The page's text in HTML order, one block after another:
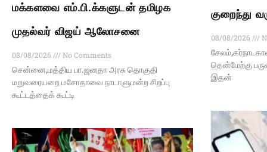
மக்களவை எம்.பி.க்களுடன் தமிழக
முதல்வர் விஜய் ஆலோசனை
08/08/2026
No Comments
சென்னை,மத்திய பா.ஜனதா அரசு தொகுதி
மறுவரையறை மசோதாவை நாடாளுமன்ற சிறப்பு
கூட்டத்தைக் கூட்டி
குறைந்து
08/08/2026
தென்மேற்கு
இதன்